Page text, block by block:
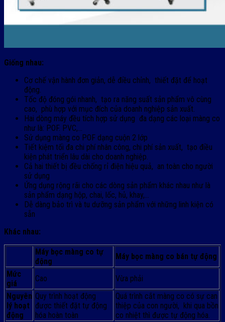
Giống nhau:
Cơ chế vận hành đơn giản, dễ điều chỉnh, thiết đặt để hoạt
động.
Tốc độ đóng gói nhanh, tạo ra năng suất sản phẩm vô cùng
cao, phù hợp với mục đích của doanh nghiệp sản xuất.
Hai dòng máy đều tích hợp sử dụng đa dạng các loại màng co
như là: POF. PVC,…
Sử dụng màng co POF dạng cuộn 2 lớp
Tiết kiệm tối đa chi phí nhân công, chi phí sản xuất, tạo điều
kiện phát triển lâu dài cho doanh nghiệp.
Cả hai thiết bị đều chống rỉ điện hiệu quả, an toàn cho người
sử dụng
Ứng dụng rộng rãi cho các dòng sản phẩm khác nhau như là
sản phẩm dạng hộp, chai, lốc, hủ, khay,…
Dễ dàng bảo trì và tu dưỡng sản phẩm với những linh kiện có
sẵn
Khác nhau:
Máy bọc màng co tự
động
Máy bọc màng co bán tự động
Mức
giá
Cao
Vừa phải
Nguyên
lý hoạt
động
Quy trình hoạt động
được thiết đặt tự động
hóa hoàn toàn
Quá trình cắt màng co có sự can
thiệp của con người, khi qua bồn
co nhiệt thì được tự động hóa.